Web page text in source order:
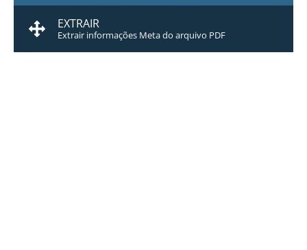
EXTRAIR
Extrair informações Meta do arquivo PDF